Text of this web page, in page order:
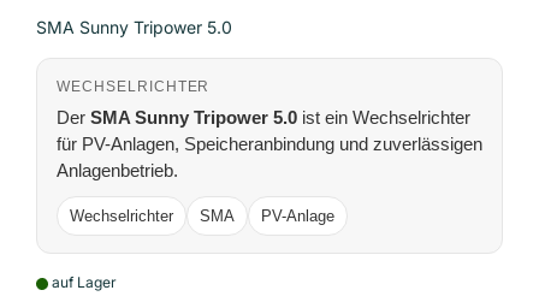
SMA Sunny Tripower 5.0
WECHSELRICHTER
Der SMA Sunny Tripower 5.0 ist ein Wechselrichter
für PV-Anlagen, Speicheranbindung und zuverlässigen
Anlagenbetrieb.
Wechselrichter SMA PV-Anlage
auf Lager